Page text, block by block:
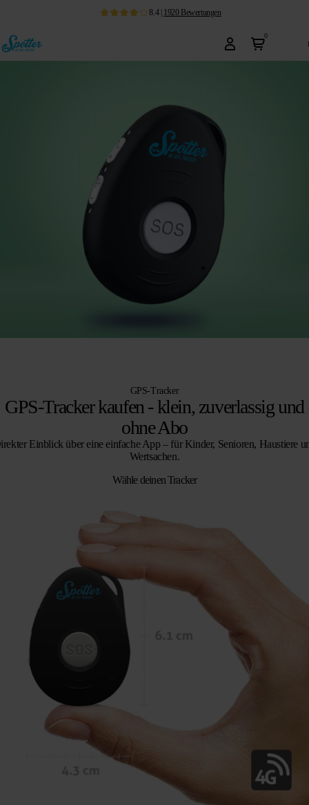
8.4| 1920 Bewertungen
0
GPS-Tracker
GPS-Tracker kaufen - klein, zuverlassig und
ohne Abo
Einblick über eine einfache App – für Kinder, Senioren, Haustiere
Wertsachen.
Wähle deinen Tracker